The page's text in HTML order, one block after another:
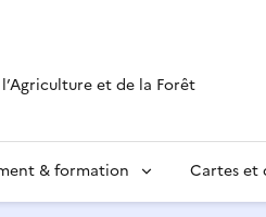
et de la Forêt
& formation Cartes et